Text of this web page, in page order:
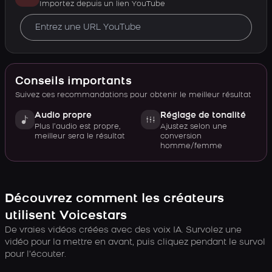
Importez depuis un lien YouTube
Conseils importants
Suivez ces recommandations pour obtenir le meilleur résultat
Audio propre
Plus l’audio est propre,
meilleur sera le résultat
Réglage de tonalité
Ajustez selon une
conversion
homme/femme
Découvrez comment les créateurs
utilisent Voicestars
De vraies vidéos créées avec des voix IA. Survolez une
vidéo pour la mettre en avant, puis cliquez pendant le survol
pour l’écouter.